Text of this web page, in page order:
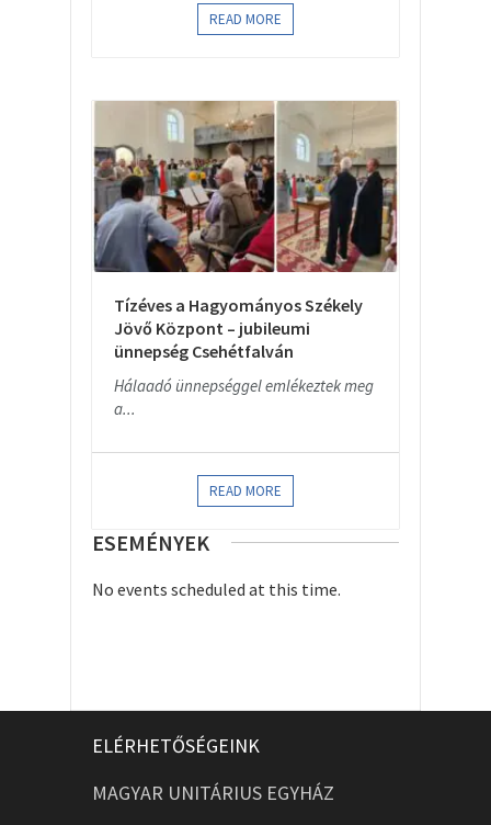
READ MORE
Tízéves a Hagyományos Székely
Jövő Központ – jubileumi
ünnepség Csehétfalván
Hálaadó ünnepséggel emlékeztek meg
a...
READ MORE
ESEMÉNYEK
No events scheduled at this time.
ELÉRHETŐSÉGEINK
MAGYAR UNITÁRIUS EGYHÁZ